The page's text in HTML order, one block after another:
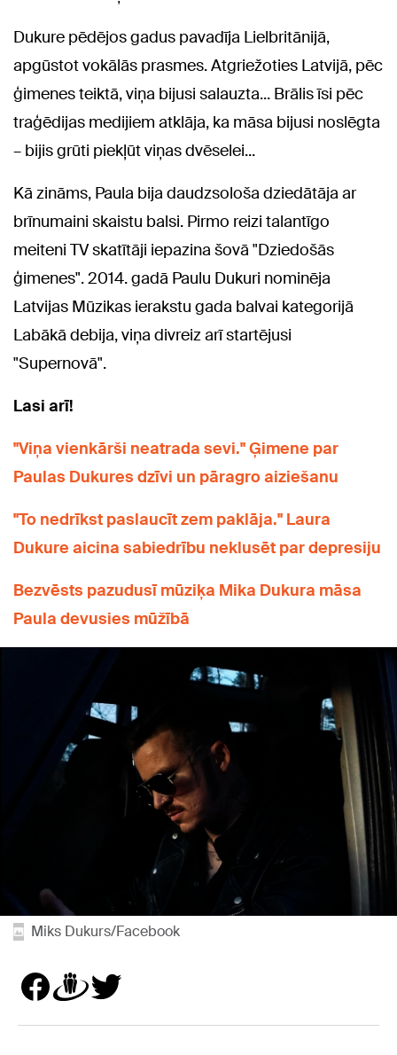
Dukure pēdējos gadus pavadīja Lielbritānijā,
apgūstot vokālās prasmes. Atgriežoties Latvijā, pēc
ģimenes teiktā, viņa bijusi salauzta... Brālis īsi pēc
traģēdijas medijiem atklāja, ka māsa bijusi noslēgta
– bijis grūti piekļūt viņas dvēselei...
Kā zināms, Paula bija daudzsološa dziedātāja ar
brīnumaini skaistu balsi. Pirmo reizi talantīgo
meiteni TV skatītāji iepazina šovā "Dziedošās
ģimenes". 2014. gadā Paulu Dukuri nominēja
Latvijas Mūzikas ierakstu gada balvai kategorijā
Labākā debija, viņa divreiz arī startējusi
"Supernovā".
Lasi arī!
"Viņa vienkārši neatrada sevi." Ģimene par
Paulas Dukures dzīvi un pāragro aiziešanu
"To nedrīkst paslaucīt zem paklāja." Laura
Dukure aicina sabiedrību neklusēt par depresiju
Bezvēsts pazudusī mūziķa Mika Dukura māsa
Paula devusies mūžībā
Miks Dukurs/Facebook